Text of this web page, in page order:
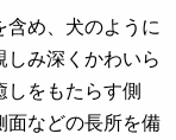
含め、犬のように
しみ深くかわいら
しをもたらす側
面などの長所を備